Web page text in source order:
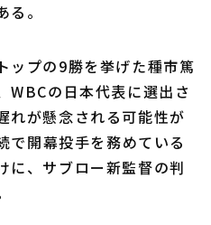
。
ップの9勝を挙げた種市篤
WBCの日本代表に選出さ
れが懸念される可能性が
で開幕投手を務めている
に、サブロー新監督の判